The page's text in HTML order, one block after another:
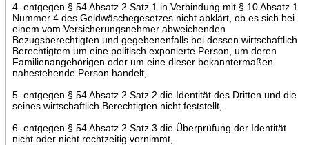
4. entgegen § 54 Absatz 2 Satz 1 in Verbindung mit § 10 Absatz 1
Nummer 4 des Geldwäschegesetzes nicht abklärt, ob es sich bei
einem vom Versicherungsnehmer abweichenden
Bezugsberechtigten und gegebenenfalls bei dessen wirtschaftlich
Berechtigtem um eine politisch exponierte Person, um deren
Familienangehörigen oder um eine dieser bekanntermaßen
nahestehende Person handelt,
5. entgegen § 54 Absatz 2 Satz 2 die Identität des Dritten und die
seines wirtschaftlich Berechtigten nicht feststellt,
6. entgegen § 54 Absatz 2 Satz 3 die Überprüfung der Identität
nicht oder nicht rechtzeitig vornimmt,